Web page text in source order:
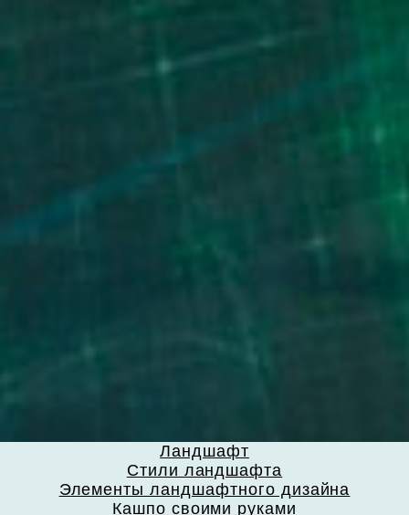
Ландшафт
Стили ландшафта
Элементы ландшафтного дизайна
Кашпо своими руками